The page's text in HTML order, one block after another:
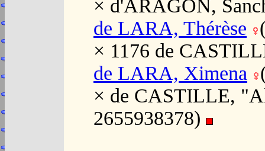
× d'ARAGON,
de LARA, Thérèse
× 1176 de
de LARA, Ximena
× de CASTILLE,
2655938378)